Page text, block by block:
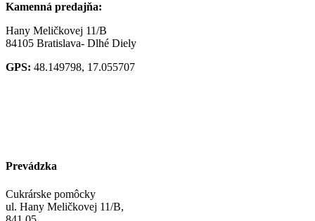
Kamenná predajňa:
Hany Meličkovej 11/B
84105 Bratislava- Dlhé Diely
GPS: 48.149798, 17.055707
Prevádzka
Cukrárske pomôcky
ul. Hany Meličkovej 11/B,